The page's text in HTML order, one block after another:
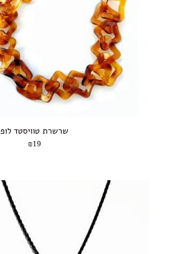
שרשרת טוויסטד לופ
₪19